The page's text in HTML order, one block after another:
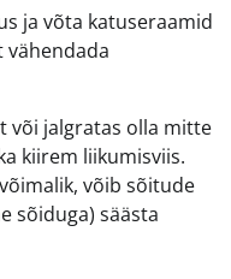
ja võta katuseraamid
vähendada
või jalgratas olla mitte
kiirem liikumisviis.
võib sõitude
sõiduga) säästa